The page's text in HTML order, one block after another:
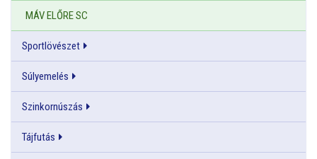
MÁV ELŐRE SC
Sportlövészet
Súlyemelés
Szinkornúszás
Tájfutás